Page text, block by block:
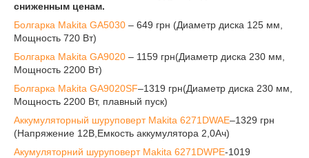
сниженным ценам.
Болгарка Makita GA5030 – 649 грн (Диаметр диска 125 мм,
Мощность 720 Вт)
Болгарка Makita GA9020 – 1159 грн(Диаметр диска 230 мм,
Мощность 2200 Вт)
Болгарка Makita GA9020SF–1319 грн(Диаметр диска 230 мм,
Мощность 2200 Вт, плавный пуск)
Аккумуляторный шуруповерт Makita 6271DWAE–1329 грн
(Напряжение 12В,Емкость аккумулятора 2,0Ач)
Акумуляторний шуруповерт Makita 6271DWPE-1019